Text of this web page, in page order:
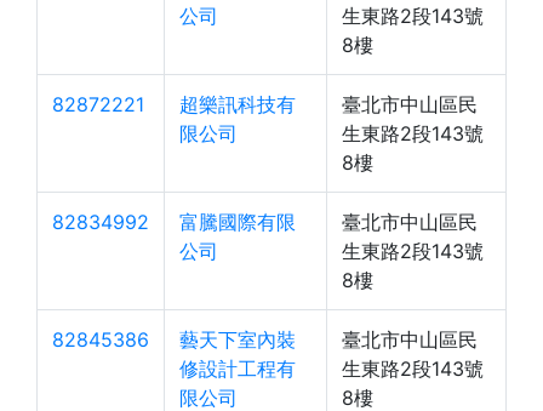
公司
生東路2段143號
8樓
82872221
超樂訊科技有
限公司
臺北市中山區民
生東路2段143號
8樓
82834992
富騰國際有限
公司
臺北市中山區民
生東路2段143號
8樓
82845386
藝天下室內裝
修設計工程有
限公司
臺北市中山區民
生東路2段143號
8樓